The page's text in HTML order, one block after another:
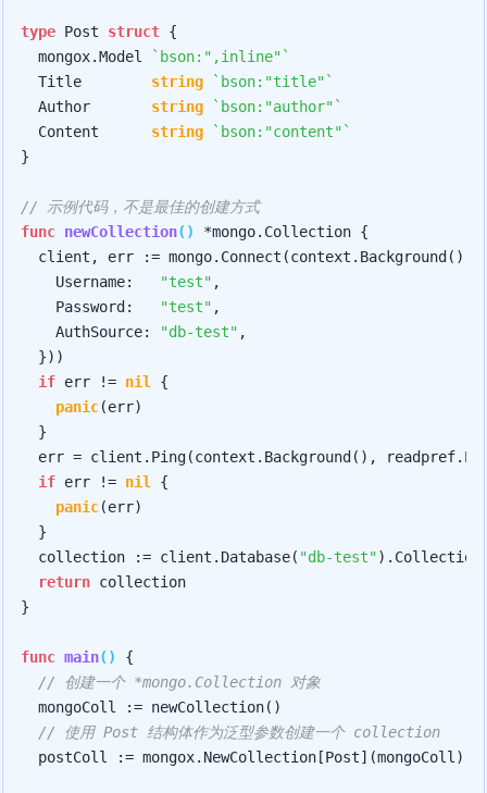
type Post struct {
	mongox.Model
`bson:",inline"`
	Title
string
`bson:"title"`
	Author
string
`bson:"author"`
	Content
string
`bson:"content"`
}
// 示例代码，不是最佳的创建方式
func newCollection()
*mongo.Collection {
client, err := mongo.Connect(context.Background(),
		Username:
"test" ,
		Password:
"test" ,
		AuthSource:
"db-test" ,
if err != nil
{
panic(err)
if err != nil
{
panic(err)
	collection := client.Database(
"db-test"
return collection
}
func main()
{
// 创建一个 *mongo.Collection 对象
// 使用 Post 结构体作为泛型参数创建一个 collection